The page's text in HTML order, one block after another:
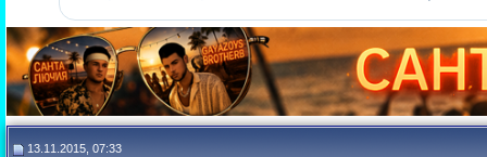
13.11.2015, 07:33